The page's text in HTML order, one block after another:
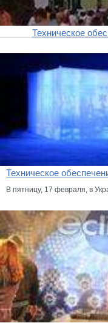
Техническое
Техническое
В пятницу, 17 февраля, в